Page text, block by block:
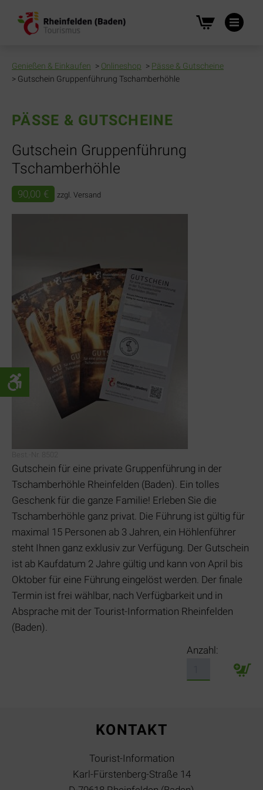
Genießen & Einkaufen Onlineshop
Pässe & Gutscheine
Gutschein Gruppenführung Tschamberhöhle
PÄSSE & GUTSCHEINE
Gutschein Gruppenführung
Tschamberhöhle
90,00 € zzgl. Versand
Gutschein für eine private Gruppenführung in der
Tschamberhöhle Rheinfelden (Baden). Ein tolles
Geschenk für die ganze Familie! Erleben Sie die
Tschamberhöhle ganz privat. Die Führung ist gültig für
maximal 15 Personen ab 3 Jahren, ein Höhlenführer
steht Ihnen ganz exklusiv zur Verfügung. Der Gutschein
ist ab Kaufdatum 2 Jahre gültig und kann von April bis
Oktober für eine Führung eingelöst werden. Der finale
Termin ist frei wählbar, nach Verfügbarkeit und in
Absprache mit der Tourist-Information Rheinfelden
(Baden).
Anzahl:
KONTAKT
Tourist-Information
Karl-Fürstenberg-Straße 14